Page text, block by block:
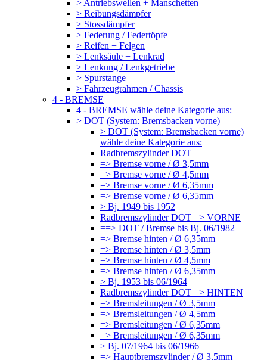
> Antriebswellen + Manschetten
> Reibungsdämpfer
> Stossdämpfer
> Federung / Federtöpfe
> Reifen + Felgen
> Lenksäule + Lenkrad
> Lenkung / Lenkgetriebe
> Spurstange
> Fahrzeugrahmen / Chassis
4 - BREMSE
4 - BREMSE wähle deine Kategorie aus:
> DOT (System: Bremsbacken vorne)
> DOT (System: Bremsbacken vorne)
wähle deine Kategorie aus:
Radbremszylinder DOT
=> Bremse vorne / Ø 3,5mm
=> Bremse vorne / Ø 4,5mm
=> Bremse vorne / Ø 6,35mm
=> Bremse vorne / Ø 6,35mm
> Bj. 1949 bis 1952
Radbremszylinder DOT => VORNE
==> DOT / Bremse bis Bj. 06/1982
=> Bremse hinten / Ø 6,35mm
=> Bremse hinten / Ø 3,5mm
=> Bremse hinten / Ø 4,5mm
=> Bremse hinten / Ø 6,35mm
> Bj. 1953 bis 06/1964
Radbremszylinder DOT => HINTEN
=> Bremsleitungen / Ø 3,5mm
=> Bremsleitungen / Ø 4,5mm
=> Bremsleitungen / Ø 6,35mm
=> Bremsleitungen / Ø 6,35mm
> Bj. 07/1964 bis 06/1966
=> Hauptbremszylinder / Ø 3,5mm